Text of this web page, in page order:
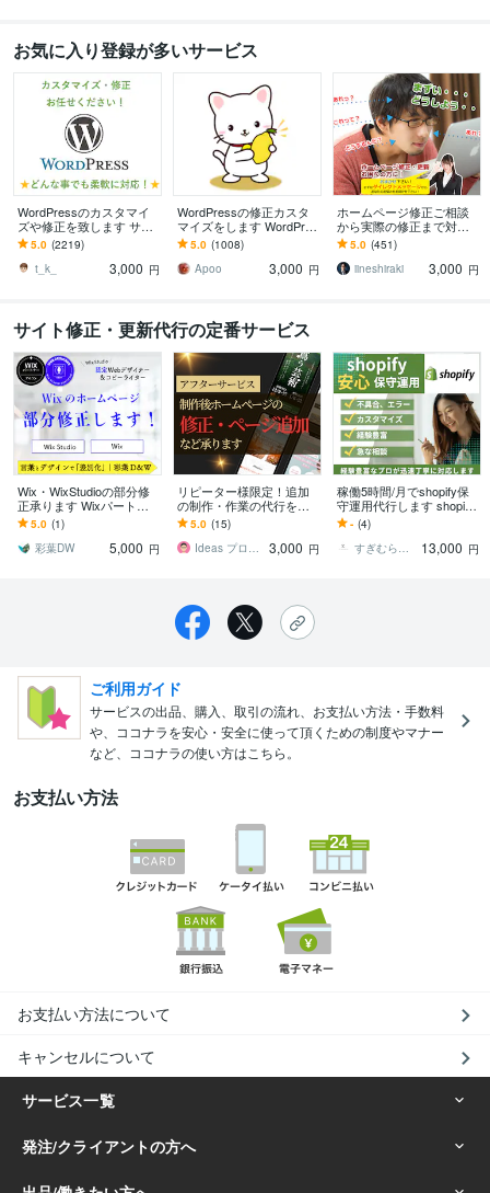
お気に入り登録が多いサービス
WordPressのカスタマイ
ズや修正を致します サイ
トのカスタマイズ・レイ
アウト変更致します
5.0 (2219)
t_k_
3,000 円
WordPressの修正カスタ
マイズをします WordPres
sのカスタマイズ・修正お
手伝い！
5.0 (1008)
Apoo
3,000 円
ホームページ修正ご相談
から実際の修正まで対応
します もう一人のスタッ
フとして活用！WordPres
sにも対応！
5.0 (451)
iineshiraki
3,000 円
サイト修正・更新代行の定番サービス
Wix・WixStudioの部分修
正承ります Wixパートナ
ーがあなたに寄り添い、w
ixのお悩み解決します
5.0 (1)
彩葉DW
5,000 円
リピーター様限定！追加
の制作・作業の代行を承
ります 画像や文章の追
加・変更、ページの追
加、マニュアル追加など
5.0 (15)
Ideas プロ仕様のホームページ作成
3,000 円
稼働5時間/月でshopify保
守運用代行します shopify
についていつでも親身に
聞ける存在としてどう
ぞ！
- (4)
すぎむら＠寄り添い対応
13,000 円
ご利用ガイド
サービスの出品、購入、取引の流れ、お支払い方法・手数料
や、ココナラを安心・安全に使って頂くための制度やマナー
など、ココナラの使い方はこちら。
お支払い方法
お支払い方法について
キャンセルについて